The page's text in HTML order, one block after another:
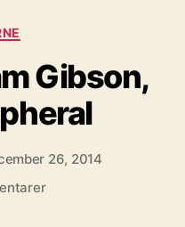
Gibson,
26, 2014
til